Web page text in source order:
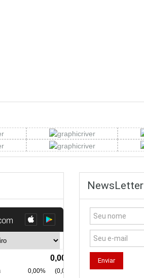
NewsLetter